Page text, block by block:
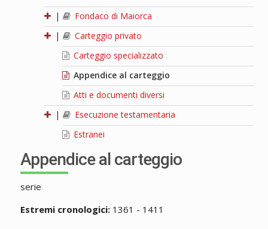
|
Fondaco di Maiorca
|
Carteggio privato
Carteggio specializzato
Appendice al carteggio
Atti e documenti diversi
|
Esecuzione testamentaria
Estranei
Appendice al carteggio
serie
Estremi cronologici:1361 - 1411